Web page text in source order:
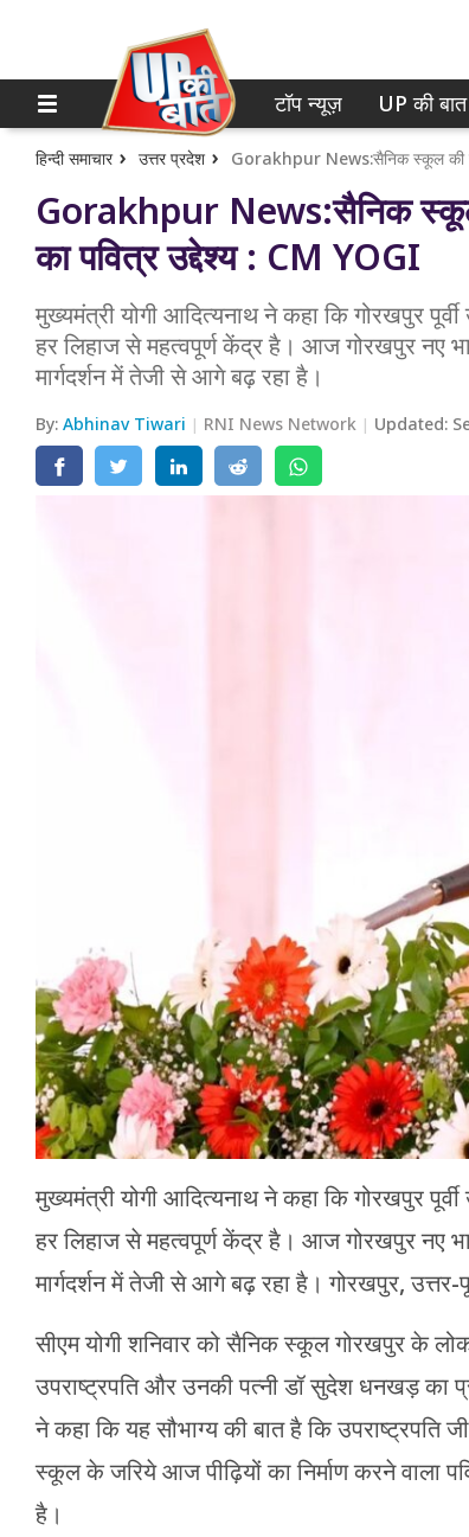
होम
टॉप न्यूज़
UP की बात
राजनीति
क्राइम
शिक्षा
वेब स्टोरी
टॉप न्यूज़ UP की बात
हिन्दी समाचार उत्तर प्रदेश
Gorakhpur News:सैनिक स्कूल
का पवित्र उद्देश्य : CM YOGI
मुख्यमंत्री योगी आदित्यनाथ ने कहा कि गोरखपुर
हर लिहाज से महत्वपूर्ण केंद्र है। आज गोरखपुर नए
मार्गदर्शन में तेजी से आगे बढ़ रहा है।
By:Abhinav Tiwari RNI News Network Updated:
मुख्यमंत्री योगी आदित्यनाथ ने कहा कि गोरखपुर
हर लिहाज से महत्वपूर्ण केंद्र है। आज गोरखपुर नए
मार्गदर्शन में तेजी से आगे बढ़ रहा है। गोरखपुर,
सीएम योगी शनिवार को सैनिक स्कूल गोरखपुर के
उपराष्ट्रपति और उनकी पत्नी डॉ सुदेश धनखड़ का
ने कहा कि यह सौभाग्य की बात है कि
स्कूल के जरिये आज पीढ़ियों का निर्माण करने वाला
है।
नोएडा
गाजियाबाद
लखनऊ
कानपुर
वाराणसी
आगरा
अयोध्या
अलीगढ़